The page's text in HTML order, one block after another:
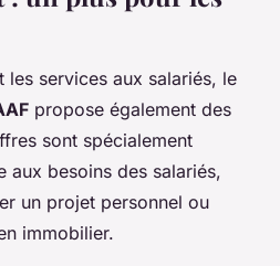
les services aux salariés, le
propose également des
sont spécialement
aux besoins des salariés,
un projet personnel ou
immobilier.